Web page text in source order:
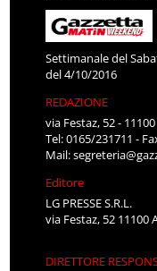
Settimanale del
del 4/10/2016
REDAZIONE
via Festaz, 52 -
Tel: 0165/231711 -
Mail:
Editore
LG PRESSE S.R.L.
via Festaz, 52 11100
DIRETTORE